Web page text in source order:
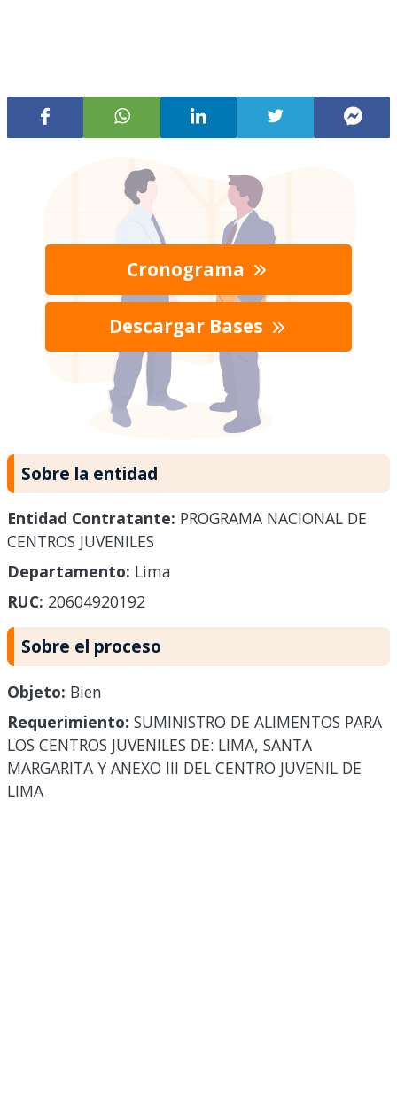
Cronograma
Descargar Bases
Sobre la entidad
Entidad Contratante: PROGRAMA NACIONAL DE
CENTROS JUVENILES
Departamento: Lima
RUC: 20604920192
Sobre el proceso
Objeto: Bien
Requerimiento: SUMINISTRO DE ALIMENTOS PARA
LOS CENTROS JUVENILES DE: LIMA, SANTA
MARGARITA Y ANEXO lll DEL CENTRO JUVENIL DE
LIMA